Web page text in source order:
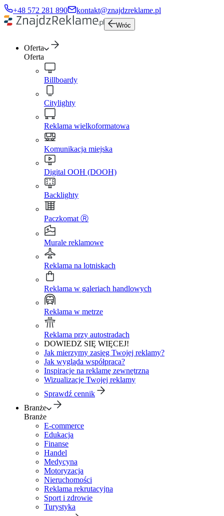
+48 572 281 890 kontakt@znajdzreklame.pl
Wróc
Oferta
Oferta
Billboardy
Citylighty
Reklama wielkoformatowa
Komunikacja miejska
Digital OOH (DOOH)
Backlighty
Paczkomat Ⓡ
Murale reklamowe
Reklama na lotniskach
Reklama w galeriach handlowych
Reklama w metrze
Reklama przy autostradach
DOWIEDZ SIĘ WIĘCEJ!
Jak mierzymy zasięg Twojej reklamy?
Jak wygląda współpraca?
Inspiracje na reklamę zewnętrzną
Wizualizacje Twojej reklamy
Sprawdź cennik
Branże
Branże
E-commerce
Edukacja
Finanse
Handel
Medycyna
Motoryzacja
Nieruchomości
Reklama rekrutacyjna
Sport i zdrowie
Turystyka